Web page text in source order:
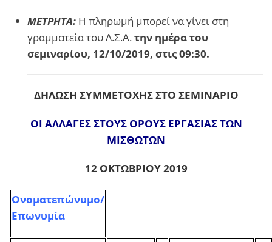
ΜΕΤΡΗΤΑ: Η πληρωμή μπορεί να γίνει στη
γραμματεία του Λ.Σ.Α.την ημέρα του
σεμιναρίου, 12/10/2019, στις 09:30.
ΔΗΛΩΣΗ ΣΥΜΜΕΤΟΧΗΣ ΣΤΟ ΣΕΜΙΝΑΡΙΟ
ΟΙ ΑΛΛΑΓΕΣ ΣΤΟΥΣ ΟΡΟΥΣ ΕΡΓΑΣΙΑΣ ΤΩΝ
ΜΙΣΘΩΤΩΝ
12 ΟΚΤΩΒΡΙΟΥ 2019
Ονοματεπώνυμο/
Επωνυμία